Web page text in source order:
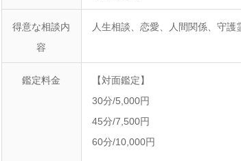
得意な相談内
容
人生相談、恋愛、人間関係、守護
鑑定料金
【対面鑑定】
30分/5,000円
45分/7,500円
60分/10,000円